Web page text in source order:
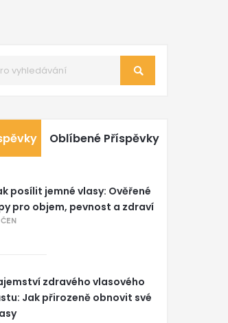
Oblíbené Příspěvky
posílit jemné vlasy: Ověřené
pro objem, pevnost a zdraví
zdravého vlasového
Jak přirozeně obnovit své